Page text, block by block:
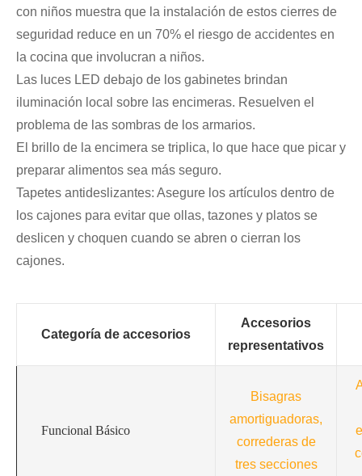
con niños muestra que la instalación de estos cierres de
seguridad reduce en un 70% el riesgo de accidentes en
la cocina que involucran a niños.
Las luces LED debajo de los gabinetes brindan
iluminación local sobre las encimeras. Resuelven el
problema de las sombras de los armarios.
El brillo de la encimera se triplica, lo que hace que picar y
preparar alimentos sea más seguro.
Tapetes antideslizantes: Asegure los artículos dentro de
los cajones para evitar que ollas, tazones y platos se
deslicen y choquen cuando se abren o cierran los
cajones.
Categoría de accesorios
Accesorios
representativos
Funcional Básico
Bisagras
amortiguadoras,
correderas de
tres secciones